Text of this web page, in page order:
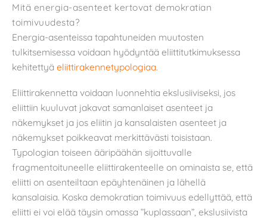
Mitä energia-asenteet kertovat demokratian
toimivuudesta?
Energia-asenteissa tapahtuneiden muutosten
tulkitsemisessa voidaan hyödyntää eliittitutkimuksessa
kehitettyä eliittirakennetypologiaa.
Eliittirakennetta voidaan luonnehtia ekslusiiviseksi, jos
eliittiin kuuluvat jakavat samanlaiset asenteet ja
näkemykset ja jos eliitin ja kansalaisten asenteet ja
näkemykset poikkeavat merkittävästi toisistaan.
Typologian toiseen ääripäähän sijoittuvalle
fragmentoituneelle eliittirakenteelle on ominaista se, että
eliitti on asenteiltaan epäyhtenäinen ja lähellä
kansalaisia. Koska demokratian toimivuus edellyttää, että
eliitti ei voi elää täysin omassa ”kuplassaan”, ekslusiivista